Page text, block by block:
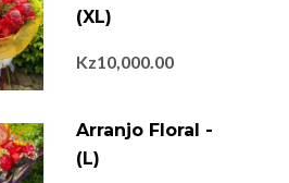
(XL)
Kz10,000.00
Arranjo Floral -
(L)